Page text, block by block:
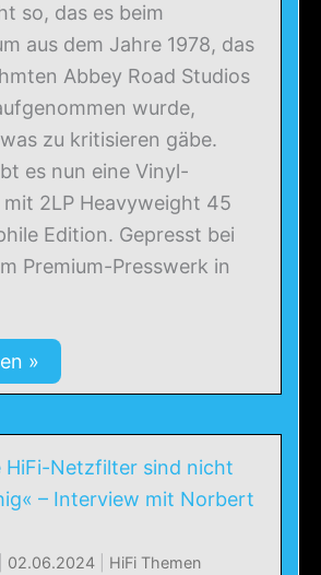
so, das es beim
aus dem Jahre 1978, das
Abbey Road Studios
wurde,
zu kritisieren gäbe.
es nun eine Vinyl-
mit 2LP Heavyweight 45
Edition. Gepresst bei
Premium-Presswerk in
»
HiFi-Netzfilter sind nicht
– Interview mit Norbert
02.06.2024 HiFi Themen